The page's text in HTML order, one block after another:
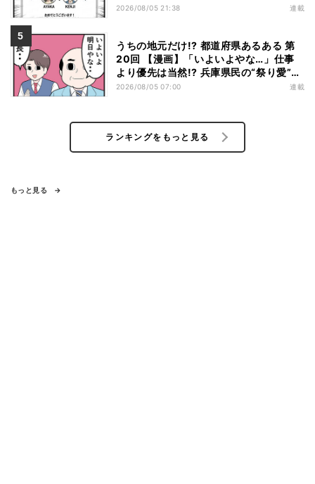
2026/08/05 21:38 連載
うちの地元だけ!? 都道府県あるある 第
20回 【漫画】「いよいよやな…」仕事
より優先は当然!? 兵庫県民の“祭り愛”が
熱すぎた
2026/08/05 07:00 連載
ランキングをもっと見る
もっと見る